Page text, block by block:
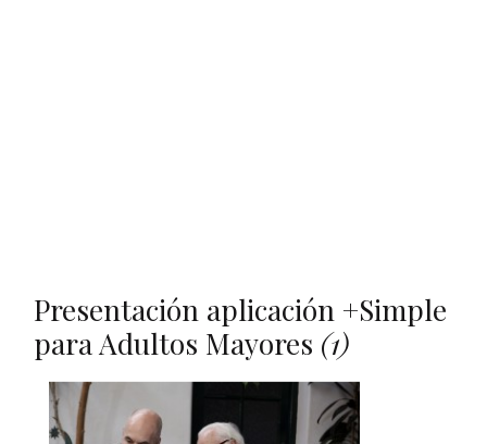
Presentación aplicación +Simple
para Adultos Mayores (1)